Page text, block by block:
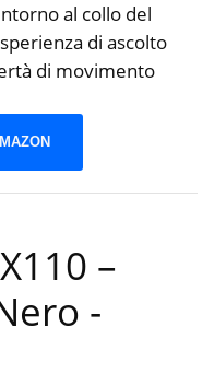
al collo del
di ascolto
di movimento
–
-